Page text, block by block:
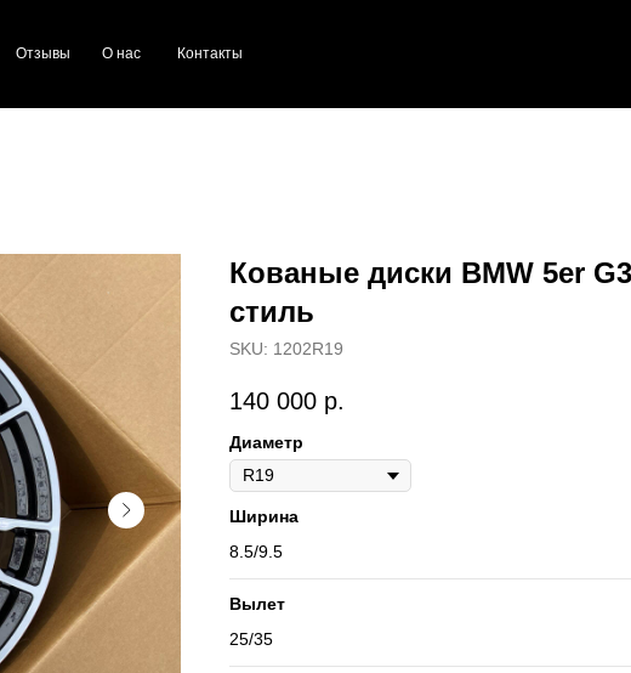
Отзывы О нас Контакты
Кованые диски BMW 5er
стиль
SKU: 1202R19
140 000 р.
Диаметр
Ширина
8.5/9.5
Вылет
25/35